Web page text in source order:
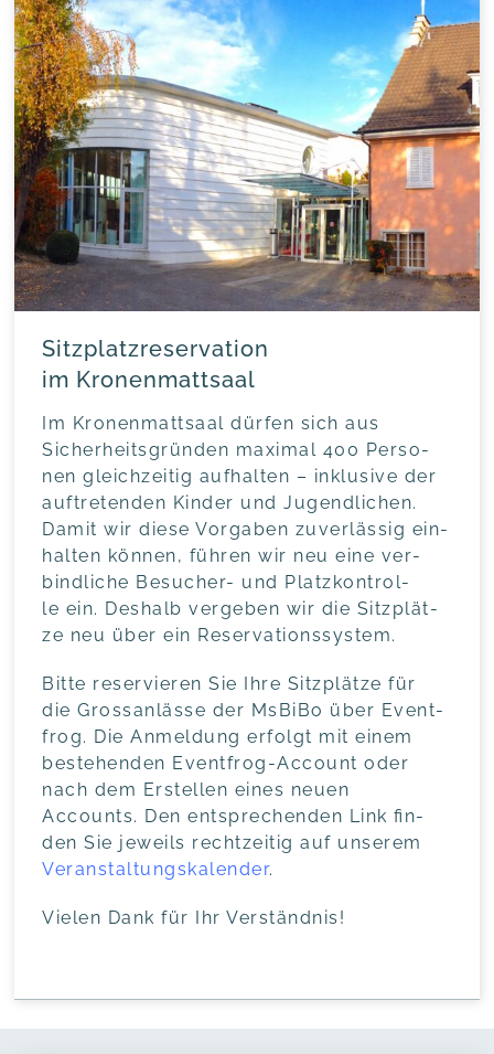
Sitzplatzreservation
im Kronenmattsaal
Im Kro­nen­matt­saal dür­fen sich aus
Sicher­heits­grün­den maxi­mal 400 Per­so­
nen gleich­zei­tig auf­hal­ten – inklu­si­ve der
auf­tre­ten­den Kin­der und Jugend­li­chen.
Damit wir die­se Vor­ga­ben zuver­läs­sig ein­
hal­ten kön­nen, füh­ren wir neu eine ver­
bind­li­che Besu­cher- und Platz­kon­trol­
le ein. Des­halb ver­ge­ben wir die Sitz­plät­
ze neu über ein Reservationssystem.
Bit­te reser­vie­ren Sie Ihre Sitz­plät­ze für
die Gross­an­läs­se der MsBi­Bo über Event­
frog. Die Anmel­dung erfolgt mit einem
bestehen­den Event­frog-Account oder
nach dem Erstel­len eines neu­en
Accounts. Den ent­spre­chen­den Link fin­
den Sie jeweils recht­zei­tig auf unse­rem
Ver­an­stal­tungs­ka­len­der.
Vie­len Dank für Ihr Verständnis!